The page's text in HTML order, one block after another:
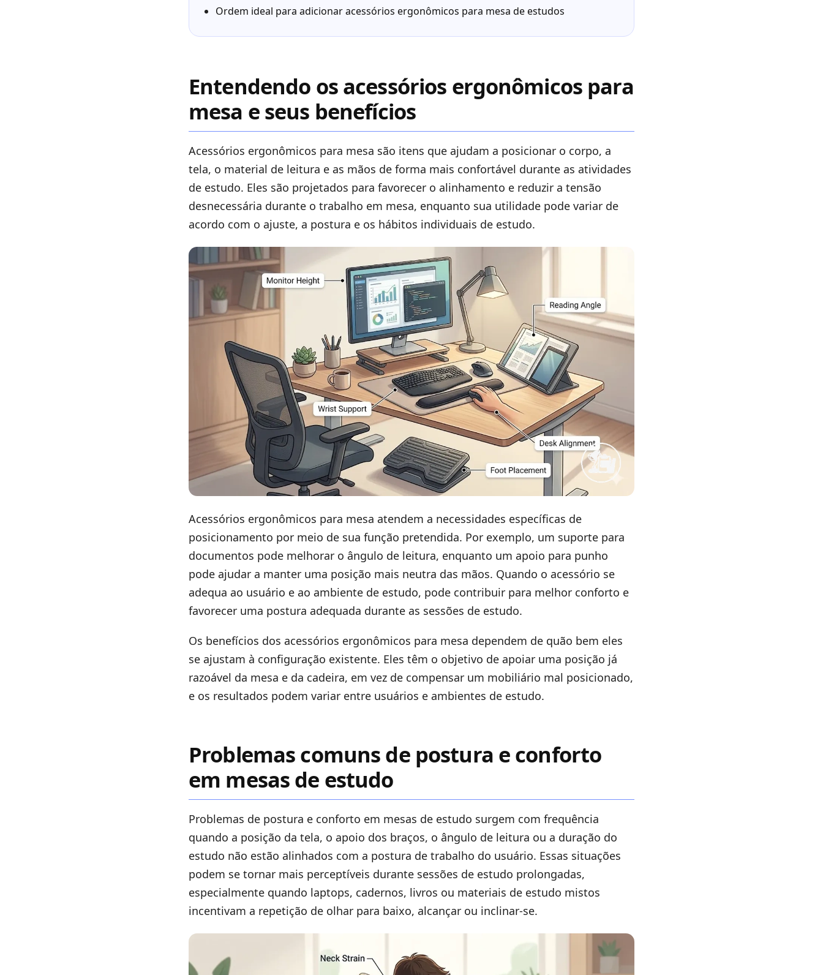
Ordem ideal para adicionar acessórios ergonômicos para mesa de estudos
Entendendo os acessórios ergonômicos para
mesa e seus benefícios
Acessórios ergonômicos para mesa são itens que ajudam a posicionar o corpo, a
tela, o material de leitura e as mãos de forma mais confortável durante as atividades
de estudo. Eles são projetados para favorecer o alinhamento e reduzir a tensão
desnecessária durante o trabalho em mesa, enquanto sua utilidade pode variar de
acordo com o ajuste, a postura e os hábitos individuais de estudo.
Acessórios ergonômicos para mesa atendem a necessidades específicas de
posicionamento por meio de sua função pretendida. Por exemplo, um suporte para
documentos pode melhorar o ângulo de leitura, enquanto um apoio para punho
pode ajudar a manter uma posição mais neutra das mãos. Quando o acessório se
adequa ao usuário e ao ambiente de estudo, pode contribuir para melhor conforto e
favorecer uma postura adequada durante as sessões de estudo.
Os benefícios dos acessórios ergonômicos para mesa dependem de quão bem eles
se ajustam à configuração existente. Eles têm o objetivo de apoiar uma posição já
razoável da mesa e da cadeira, em vez de compensar um mobiliário mal posicionado,
e os resultados podem variar entre usuários e ambientes de estudo.
Problemas comuns de postura e conforto
em mesas de estudo
Problemas de postura e conforto em mesas de estudo surgem com frequência
quando a posição da tela, o apoio dos braços, o ângulo de leitura ou a duração do
estudo não estão alinhados com a postura de trabalho do usuário. Essas situações
podem se tornar mais perceptíveis durante sessões de estudo prolongadas,
especialmente quando laptops, cadernos, livros ou materiais de estudo mistos
incentivam a repetição de olhar para baixo, alcançar ou inclinar-se.